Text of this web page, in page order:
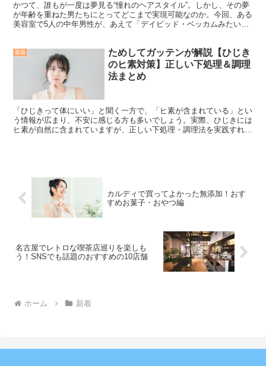
かつて、誰もが一度は夢見る“憧れのヘアスタイル”。しかし、その夢
が年齢を重ねた男たちにとってどこまで実現可能なのか。今回、ある
美容室で5人の中年男性が、あえて「デイビッド・ベッカムみたいに
新着
ためしてガッテンが解説【ひじき
のヒ素対策】正しい下処理＆調理
法まとめ
「ひじきって体にいい」と聞く一方で、「ヒ素が含まれている」とい
う情報が広まり、不安に感じる方も多いでしょう。実際、ひじきには
ヒ素が自然に含まれていますが、正しい下処理・調理法を実践すれ
カルディで買ってよかった無添加！おす
すめお菓子・おやつ編
名古屋でレトロな喫茶店巡りを楽しも
う！SNSでも話題のおすすめの10店舗
ホーム 新着